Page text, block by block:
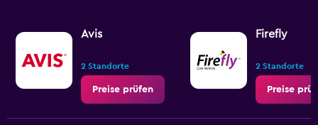
Avis
2 Standorte
Preise prüfen
Firefly
2 Standorte
Preise